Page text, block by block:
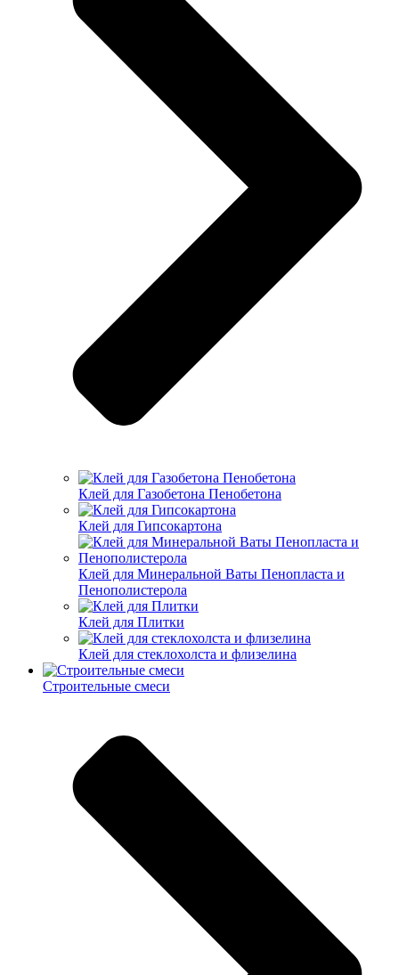
Клей для Газобетона Пенобетона
Клей для Гипсокартона
Клей для Минеральной Ваты Пенопласта и
Пенополистерола
Клей для Плитки
Клей для стеклохолста и флизелина
Строительные смеси